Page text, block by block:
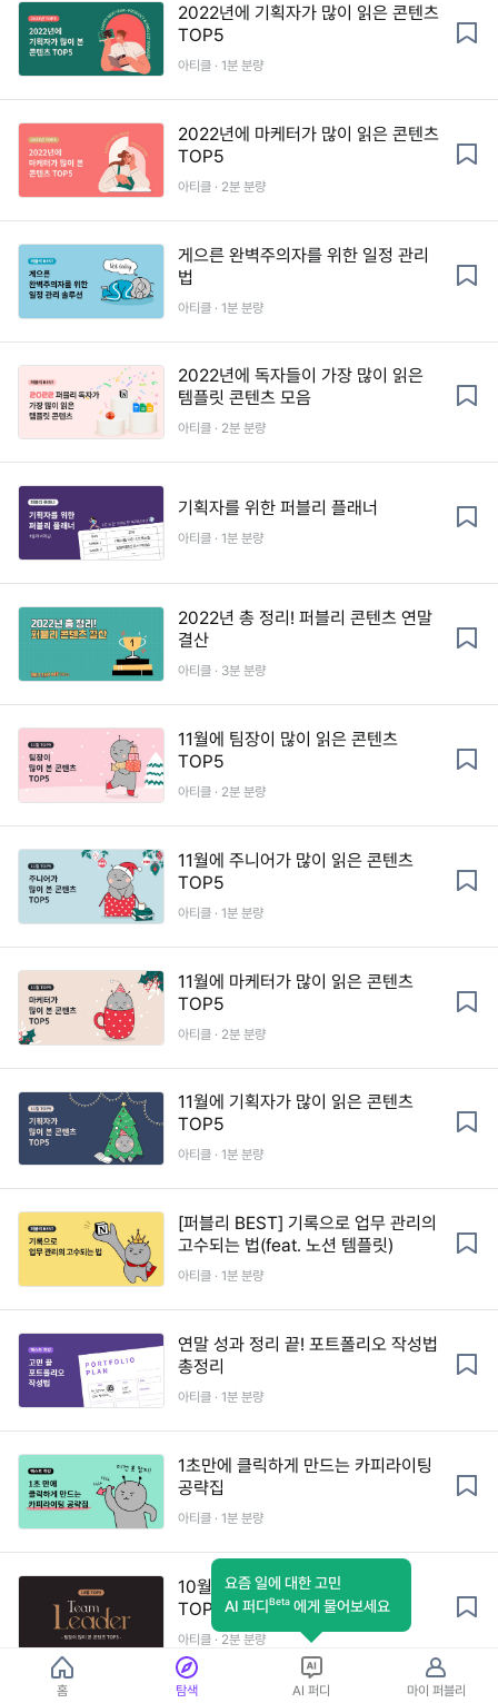
2022년에 기획자가 많이 읽은 콘텐츠
TOP5
아티클 · 1분 분량
2022년에 마케터가 많이 읽은 콘텐츠
TOP5
아티클 · 2분 분량
게으른 완벽주의자를 위한 일정 관리
법
아티클 · 1분 분량
2022년에 독자들이 가장 많이 읽은
템플릿 콘텐츠 모음
아티클 · 2분 분량
기획자를 위한 퍼블리 플래너
아티클 · 1분 분량
2022년 총 정리! 퍼블리 콘텐츠 연말
결산
아티클 · 3분 분량
11월에 팀장이 많이 읽은 콘텐츠
TOP5
아티클 · 2분 분량
11월에 주니어가 많이 읽은 콘텐츠
TOP5
아티클 · 1분 분량
11월에 마케터가 많이 읽은 콘텐츠
TOP5
아티클 · 2분 분량
11월에 기획자가 많이 읽은 콘텐츠
TOP5
아티클 · 1분 분량
[퍼블리 BEST] 기록으로 업무 관리의
고수되는 법(feat. 노션 템플릿)
아티클 · 1분 분량
연말 성과 정리 끝! 포트폴리오 작성법
총정리
아티클 · 1분 분량
1초만에 클릭하게 만드는 카피라이팅
공략집
아티클 · 1분 분량
10월에 팀장이 많이 읽은 콘텐츠
TOP5
아티클 · 2분 분량
홈 탐색
요즘 일에 대한 고민
AI 퍼디Beta 에게 물어보세요
AI 퍼디 마이 퍼블리